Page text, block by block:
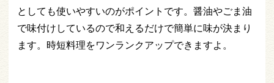
としても使いやすいのがポイントです。醤油やごま油
で味付けしているので和えるだけで簡単に味が決まり
ます。時短料理をワンランクアップできますよ。